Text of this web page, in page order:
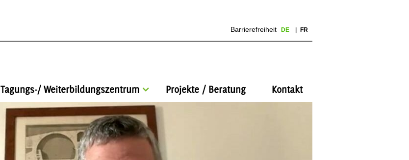
Barrierefreiheit DE FR
Tagungs-/ Weiterbildungszentrum Projekte / Beratung Kontakt